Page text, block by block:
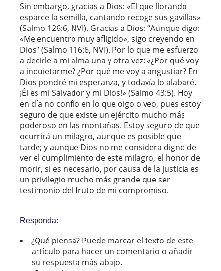
Sin embargo, gracias a Dios: «El que llorando
esparce la semilla, cantando recoge sus gavillas»
(Salmo 126:6, NVI). Gracias a Dios: “Aunque digo:
«Me encuentro muy afligido», sigo creyendo en
Dios” (Salmo 116:6, NVI). Por lo que me esfuerzo
a decirle a mi alma una y otra vez: «¿Por qué voy
a inquietarme? ¿Por qué me voy a angustiar? En
Dios pondré mi esperanza, y todavía lo alabaré.
¡Él es mi Salvador y mi Dios!» (Salmo 43:5). Hoy
en día no confío en lo que oigo o veo, pues estoy
seguro de que existe un ejército mucho más
poderoso en las montañas. Estoy seguro de que
ocurrirá un milagro, aunque es posible que
tarde; y aunque Dios no me considera digno de
ver el cumplimiento de este milagro, el honor de
morir, si es necesario, por causa de la justicia es
un privilegio mucho más grande que ser
testimonio del fruto de mi compromiso.
Responda:
¿Qué piensa? Puede marcar el texto de este
artículo para hacer un comentario o añadir
su respuesta más abajo.